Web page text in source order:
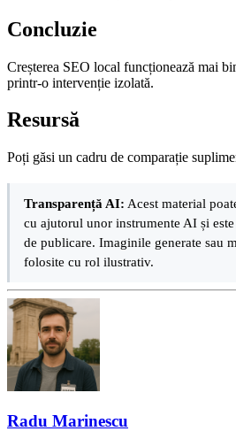
Concluzie
Creșterea SEO local funcționează mai
printr-o intervenție izolată.
Resursă
Poți găsi un cadru de comparație
Transparență AI: Acest material
cu ajutorul unor instrumente AI și
de publicare. Imaginile generate sau
folosite cu rol ilustrativ.
Radu Marinescu